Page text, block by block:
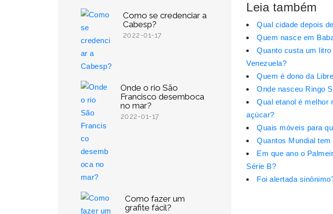
Como se credenciar a
Cabesp?
2022-01-17
Onde o rio São
Francisco desemboca
no mar?
2022-01-17
Como fazer um
grafite fácil?
Leia também
Qual cidade depois
Quem nasce em
Quanto custa um
Venezuela?
Quem é dono da
Onde nasceu Ringo
Qual etanol é melhor
açúcar?
Quais móveis para
Quantos Mundial
Em que ano o
Série B?
Foi alertada